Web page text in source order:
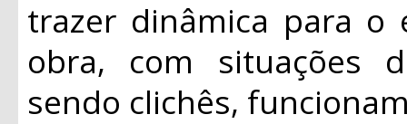
trazer dinâmica para o
obra, com situações
sendo clichês,